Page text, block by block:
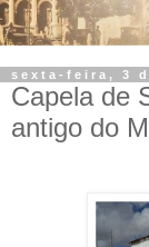
sexta-feira, 3
Capela de
antigo do